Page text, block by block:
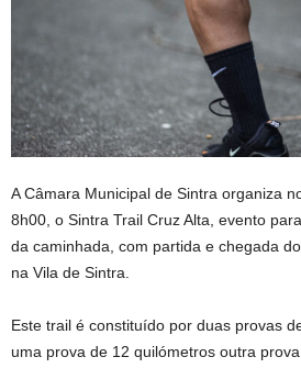
A Câmara Municipal de Sintra organiza
8h00, o Sintra Trail Cruz Alta, evento
da caminhada, com partida e chegada
na Vila de Sintra.
Este trail é constituído por duas provas
uma prova de 12 quilómetros outra